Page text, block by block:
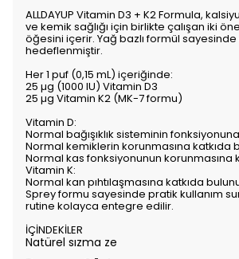
ALLDAYUP Vitamin D3 + K2 Formula,
ve kemik sağlığı için birlikte çalışan iki
öğesini içerir. Yağ bazlı formül
hedeflenmiştir.
Her 1 puf (0,15 mL) içeriğinde:
25 µg (1000 IU) Vitamin D3
25 µg Vitamin K2 (MK-7 formu)
Vitamin D:
Normal bağışıklık sisteminin
Normal kemiklerin korunmasına katkıda
Normal kas fonksiyonunun korunmasına
Vitamin K:
Normal kan pıhtılaşmasına katkıda
Sprey formu sayesinde pratik kullanım
rutine kolayca entegre edilir.
İÇİNDEKİLER
Natürel sızma ze